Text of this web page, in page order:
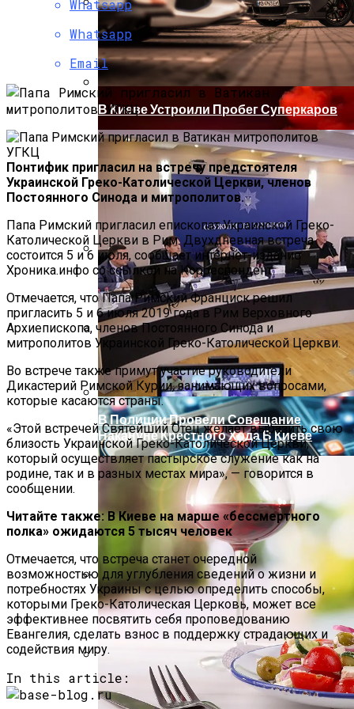
Растущая Концентрация Власти В
Руках Си Цзиньпина: Мир Не Обмануть
Военные Рельсы Спасут Британскую
Экономику?
Коронавирус В США Оказался
Смертоноснее «испанки» 1918 Года
Извержение Вулкана На Юге Исландии:
Чрезвычайное Положение И Эвакуация
Индия Не Будет Спрашивать
Разрешения На Запуск Моделей ИИ
В Киеве Устроили Пробег Суперкаров
В Полиции Провели Совещание
Накануне Крестного Хода В Киеве
Whatsapp
Whatsapp
Email
Понтифик пригласил на встречу предстоятеля
Украинской Греко-Католической Церкви, членов
Постоянного Синода и митрополитов.
Папа Римский пригласил епископат Украинской Греко-
Католической Церкви в Рим. Двухдневная встреча
состоится 5 и 6 июля, сообщает интернет-издание
Хроника.инфо со ссылкой на Корреспондент.
Отмечается, что Папа Римский Франциск решил
пригласить 5 и 6 июля 2019 года в Рим Верховного
Архиепископа, членов Постоянного Синода и
митрополитов Украинской Греко-Католической Церкви.
Во встрече также примут участие руководители
Дикастерий Римской Курии, занимающих вопросами,
которые касаются страны.
«Этой встречей Святейший Отец желает выразить свою
близость Украинской Греко-Католической Церкви,
который осуществляет пастырское служение как на
родине, так и в разных местах мира», — говорится в
сообщении.
Читайте также: В Киеве на марше «бессмертного
полка» ожидаются 5 тысяч человек
Отмечается, что встреча станет очередной
возможностью для углубления сведений о жизни и
потребностях Украины с целью определить способы,
которыми Греко-Католическая Церковь, может все
эффективнее посвятить себя проповедованию
Евангелия, сделать взнос в поддержку страдающих и
содействия миру.
In this article: